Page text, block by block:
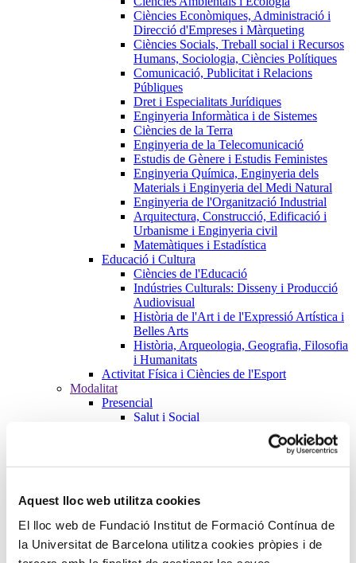
Aquest lloc web utilitza cookies
El lloc web de Fundació Institut de Formació Contínua de
la Universitat de Barcelona utilitza cookies pròpies i de
Ciències Econòmiques, Administració i
Direcció d'Empreses i Màrqueting
Ciències Socials, Treball social i Recursos
Humans, Sociologia, Ciències Polítiques
Comunicació, Publicitat i Relacions
Públiques
Dret i Especialitats Jurídiques
Enginyeria Informàtica i de Sistemes
Ciències de la Terra
Enginyeria de la Telecomunicació
Estudis de Gènere i Estudis Feministes
Enginyeria Química, Enginyeria dels
Materials i Enginyeria del Medi Natural
Enginyeria de l'Organització Industrial
Arquitectura, Construcció, Edificació i
Urbanisme i Enginyeria civil
Matemàtiques i Estadística
Educació i Cultura
Ciències de l'Educació
Indústries Culturals: Disseny i Producció
Audiovisual
Història de l'Art i de l'Expressió Artística i
Belles Arts
Història, Arqueologia, Geografia, Filosofia
i Humanitats
Activitat Física i Ciències de l'Esport
Modalitat
Presencial
Salut i Social
Empresa, Transformació i Sostenibilitat
Salut i Social
Empresa, Transformació i Sostenibilitat
Educació i Cultura
Activitat Física i Ciències de l'Esport